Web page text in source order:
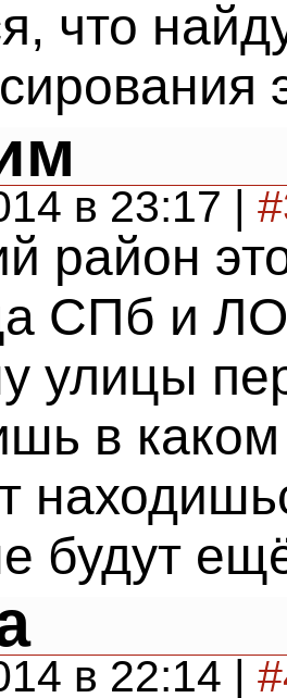
что
в 23:17 |
район
СПб и
улицы
в
будут
в 22:14 |